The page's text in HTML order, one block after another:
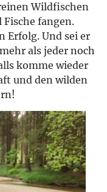
Wildfischen
fangen.
Erfolg. Und sei er
als jeder noch
komme wieder
und den wilden